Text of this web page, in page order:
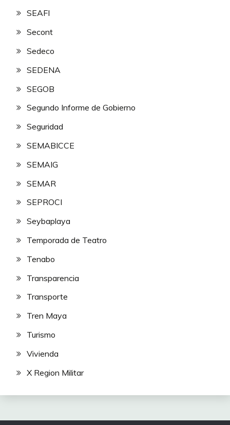
SEAFI
Secont
Sedeco
SEDENA
SEGOB
Segundo Informe de Gobierno
Seguridad
SEMABICCE
SEMAIG
SEMAR
SEPROCI
Seybaplaya
Temporada de Teatro
Tenabo
Transparencia
Transporte
Tren Maya
Turismo
Vivienda
X Region Militar